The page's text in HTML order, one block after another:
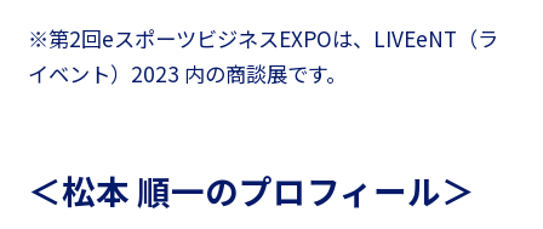
※第2回eスポーツビジネスEXPOは、LIVEeNT（ラ
イベント）2023 内の商談展です。
＜松本 順一のプロフィール＞